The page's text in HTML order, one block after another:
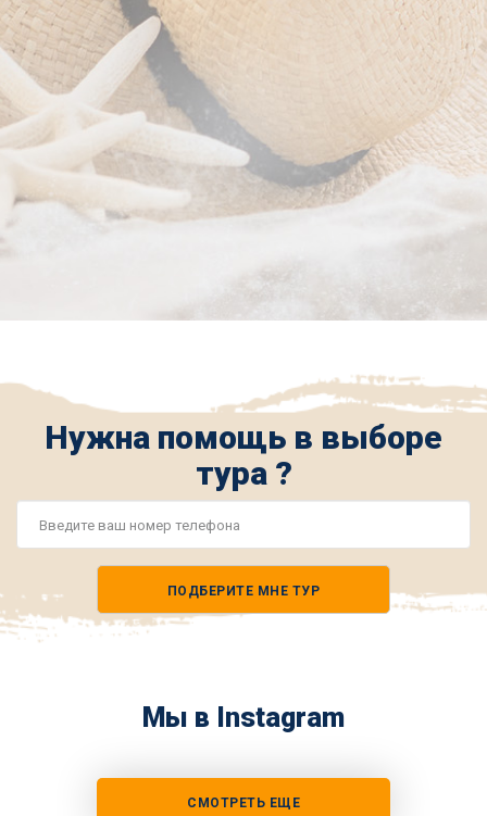
Нужна помощь в выборе
тура ?
ПОДБЕРИТЕ МНЕ ТУР
Мы в Instagram
СМОТРЕТЬ ЕЩЕ